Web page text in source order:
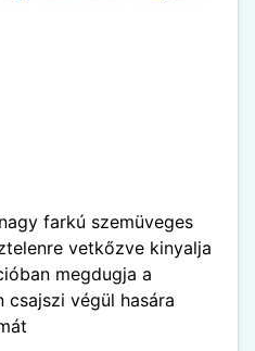
farkú szemüveges
vetkőzve kinyalja
megdugja a
csajszi végül hasára